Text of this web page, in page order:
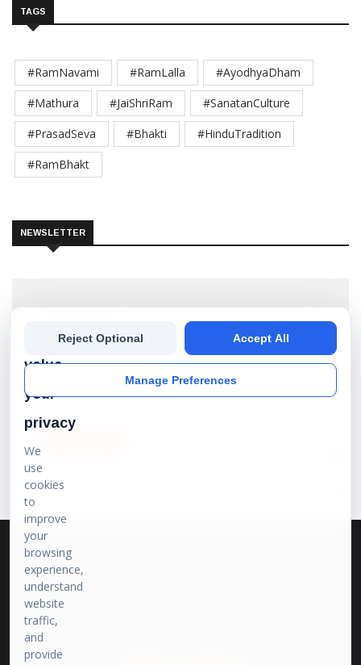
TAGS
#RamNavami #RamLalla
#AyodhyaDham
#Mathura
#JaiShriRam
#SanatanCulture
#PrasadSeva
#Bhakti
#HinduTradition
#RamBhakt
NEWSLETTER
Subscribe our newsletter to get the best stories into
your inbox!
value
your
privacy
We
use
cookies
to
improve
your
browsing
experience,
understand
website
traffic,
and
provide
Manage Preferences
Reject Optional Accept All